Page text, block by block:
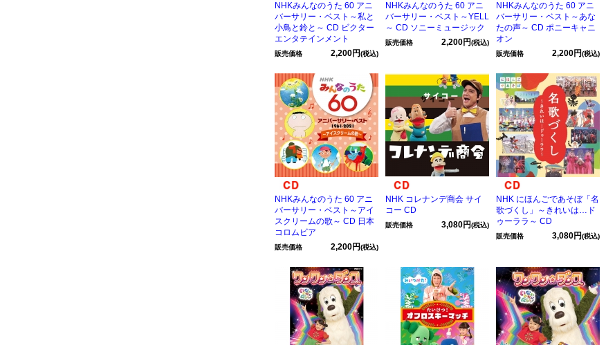
NHKみんなのうた 60 アニ
バーサリー・ベスト～私と
小鳥と鈴と～ CD ビクター
エンタテインメント
販売価格 2,200円(税込)
NHKみんなのうた 60 アニ
バーサリー・ベスト～YELL
～ CD ソニーミュージック
販売価格 2,200円(税込)
NHKみんなのうた 60 アニ
バーサリー・ベスト～あな
たの声～ CD ポニーキャニ
オン
販売価格 2,200円(税込)
NHKみんなのうた 60 アニ
バーサリー・ベスト～アイ
スクリームの歌～ CD 日本
コロムビア
販売価格 2,200円(税込)
NHK コレナンデ商会 サイ
コー CD
販売価格 3,080円(税込)
NHK にほんごであそぼ「名
歌づくし」～きれいは…ド
ゥーララ～ CD
販売価格 3,080円(税込)